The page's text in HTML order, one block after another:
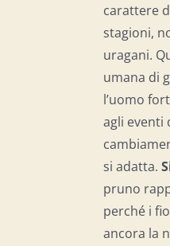
carattere
stagioni,
uragani.
umana di
l’uomo
agli eventi
si adatta.
pruno
perché i
ancora la